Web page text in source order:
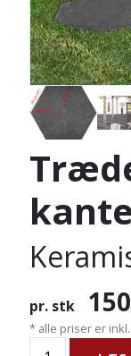
pr. stk 150
* alle priser er